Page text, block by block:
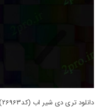
دانلود تری دی شیر اب (کد26963)